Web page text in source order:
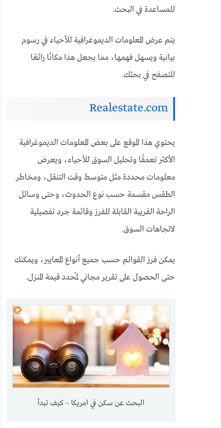
للمساعدة في البحث.
يتم عرض المعلومات الديموغرافية للأحياء في رسوم
بيانية ويسهل فهمها، مما يجعل هذا مكانًا رائعًا
للتصفح في بحثك.
Realestate.com
يحتوي هذا الموقع على بعض المعلومات الديموغرافية
الأكثر تعمقًا وتحليل السوق للأحياء، ويعرض
معلومات محددة مثل متوسط وقت التنقل، ومخاطر
الطقس مقسمة حسب نوع الحدوث، وحتى وسائل
الراحة القريبة القابلة للفرز وقائمة جرد تفصيلية
لاتجاهات السوق.
يمكن فرز القوائم حسب جميع أنواع المعايير، ويمكنك
حتى الحصول على تقرير مجاني لمُحدد قيمة المنزل.
البحث عن سكن في امريكا – كيف تبدأ